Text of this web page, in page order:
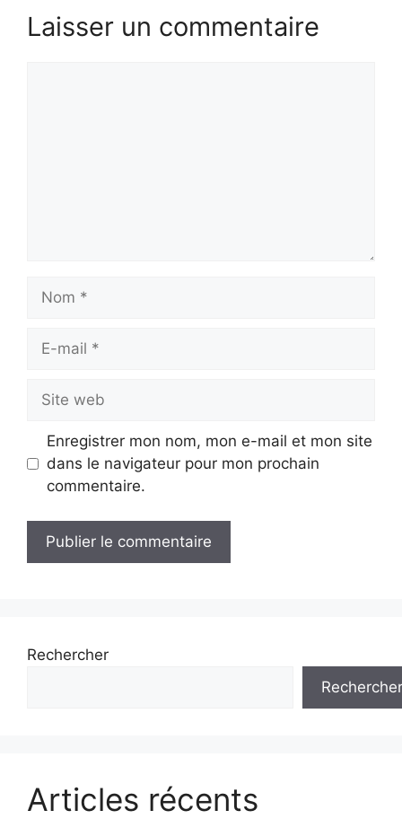
Laisser un commentaire
Nom
Site
web
Enregistrer mon nom, mon e-mail et mon site
dans le navigateur pour mon prochain
commentaire.
Rechercher
Rechercher
Articles récents